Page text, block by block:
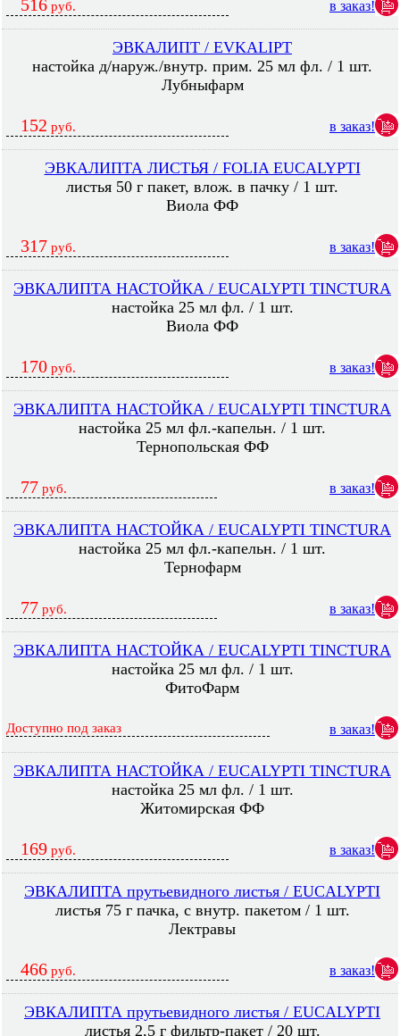
516 руб. в заказ!
ЭВКАЛИПТ / EVKALIPT
настойка д/наруж./внутр. прим. 25 мл фл. / 1 шт.
Лубныфарм
152 руб. в заказ!
ЭВКАЛИПТА ЛИСТЬЯ / FOLIA EUCALYPTI
листья 50 г пакет, влож. в пачку / 1 шт.
Виола ФФ
317 руб. в заказ!
ЭВКАЛИПТА НАСТОЙКА / EUCALYPTI TINCTURA
настойка 25 мл фл. / 1 шт.
Виола ФФ
170 руб. в заказ!
ЭВКАЛИПТА НАСТОЙКА / EUCALYPTI TINCTURA
настойка 25 мл фл.-капельн. / 1 шт.
Тернопольская ФФ
77 руб. в заказ!
ЭВКАЛИПТА НАСТОЙКА / EUCALYPTI TINCTURA
настойка 25 мл фл.-капельн. / 1 шт.
Тернофарм
77 руб. в заказ!
ЭВКАЛИПТА НАСТОЙКА / EUCALYPTI TINCTURA
настойка 25 мл фл. / 1 шт.
ФитоФарм
Доступно под заказ в заказ!
ЭВКАЛИПТА НАСТОЙКА / EUCALYPTI TINCTURA
настойка 25 мл фл. / 1 шт.
Житомирская ФФ
169 руб. в заказ!
ЭВКАЛИПТА прутьевидного листья / EUCALYPTI
листья 75 г пачка, с внутр. пакетом / 1 шт.
Лектравы
466 руб. в заказ!
ЭВКАЛИПТА прутьевидного листья / EUCALYPTI
листья 2,5 г фильтр-пакет / 20 шт.